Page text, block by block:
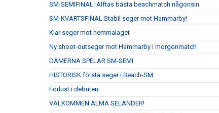
SM-SEMIFINAL: Alftas bästa beachmatch någonsin
SM-KVARTSFINAL Stabil seger mot Hammarby!
Klar seger mot hemmalaget
Ny shoot-outseger mot Hammarby i morgonmatch
DAMERNA SPELAR SM-SEMI
HISTORISK första seger i Beach-SM
Förlust i debuten
VÄLKOMMEN ALMA SELANDER!